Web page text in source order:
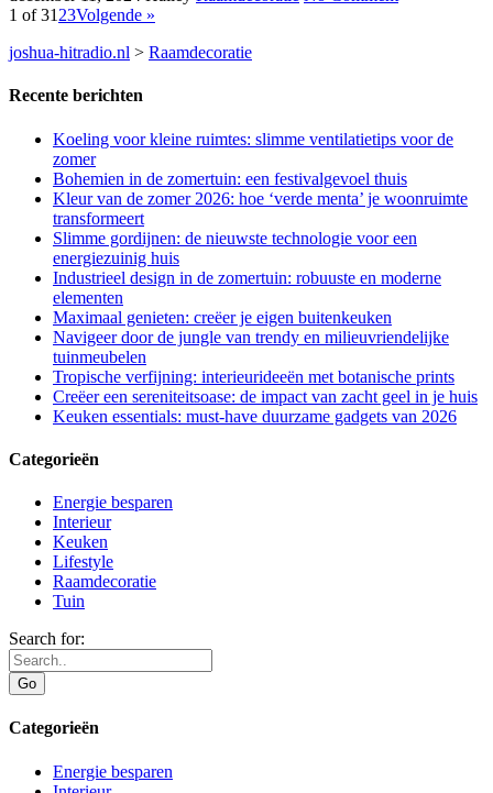
1 of 31 23Volgende »
joshua-hitradio.nl > Raamdecoratie
Recente berichten
Koeling voor kleine ruimtes: slimme ventilatietips voor de
zomer
Bohemien in de zomertuin: een festivalgevoel thuis
Kleur van de zomer 2026: hoe ‘verde menta’ je woonruimte
transformeert
Slimme gordijnen: de nieuwste technologie voor een
energiezuinig huis
Industrieel design in de zomertuin: robuuste en moderne
elementen
Maximaal genieten: creëer je eigen buitenkeuken
Navigeer door de jungle van trendy en milieuvriendelijke
tuinmeubelen
Tropische verfijning: interieurideeën met botanische prints
Creëer een sereniteitsoase: de impact van zacht geel in je huis
Keuken essentials: must-have duurzame gadgets van 2026
Categorieën
Energie besparen
Interieur
Keuken
Lifestyle
Raamdecoratie
Tuin
Search for:
Categorieën
Energie besparen